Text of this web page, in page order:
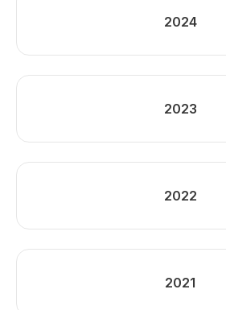
2024
2023
2022
2021